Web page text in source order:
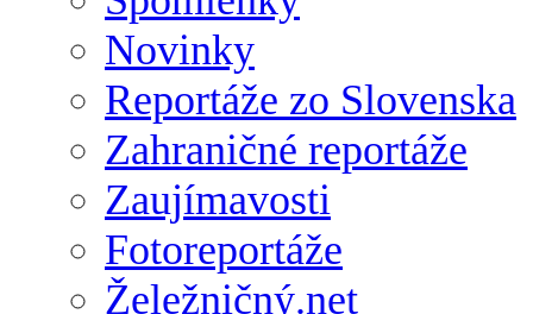
Novinky
Reportáže zo Slovenska
Zahraničné reportáže
Zaujímavosti
Fotoreportáže
Želežničný.net